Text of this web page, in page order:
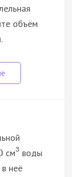
объём
см3 воды
неё